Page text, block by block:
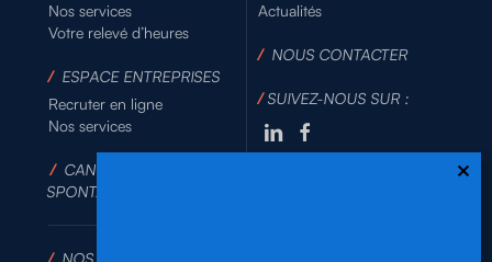
Nos services
Votre relevé d’heures
/ ESPACE ENTREPRISES
Recruter en ligne
Nos services
/ CANDIDATURE
SPONTANÉE
Actualités
/NOUS CONTACTER
/SUIVEZ-NOUS SUR :
/ NOS AGENCES